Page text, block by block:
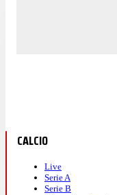
CALCIO
Live
Serie A
Serie B